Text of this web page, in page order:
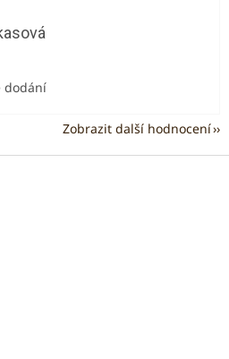
je 5 z 5 hvězdiček.
dodání
Zobrazit další hodnocení